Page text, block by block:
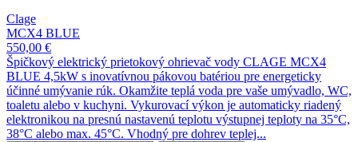
Clage
MCX4 BLUE
550,00 €
Špičkový elektrický prietokový ohrievač vody CLAGE MCX4
BLUE 4,5kW s inovatívnou pákovou batériou pre energeticky
účinné umývanie rúk. Okamžite teplá voda pre vaše umývadlo, WC,
toaletu alebo v kuchyni. Vykurovací výkon je automaticky riadený
elektronikou na presnú nastavenú teplotu výstupnej teploty na 35°C,
38°C alebo max. 45°C. Vhodný pre dohrev teplej...